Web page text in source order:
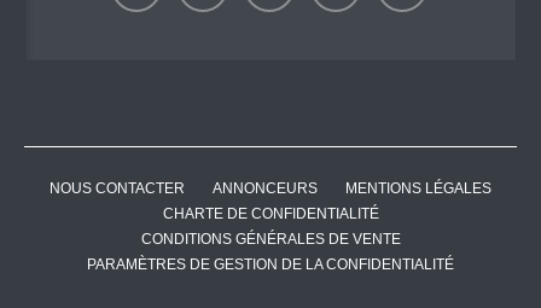
NOUS CONTACTER ANNONCEURS
MENTIONS LÉGALES
CHARTE DE CONFIDENTIALITÉ
CONDITIONS GÉNÉRALES DE VENTE
PARAMÈTRES DE GESTION DE LA CONFIDENTIALITÉ